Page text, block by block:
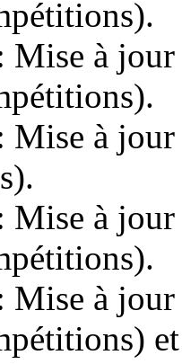
Mise à
Mise à
Mise à
Mise à jour